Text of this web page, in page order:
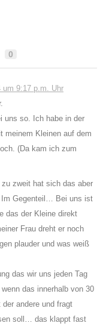
0
um 9:17 p.m. Uhr
uns so. Ich habe in der
meinem Kleinen auf dem
(Da kam ich zum
zweit hat sich das aber
Im Gegenteil… Bei uns ist
das der Kleine direkt
Frau dreht er noch
plauder und was weiß
das wir uns jeden Tag
das innerhalb von 30
andere und fragt
soll… das klappt fast